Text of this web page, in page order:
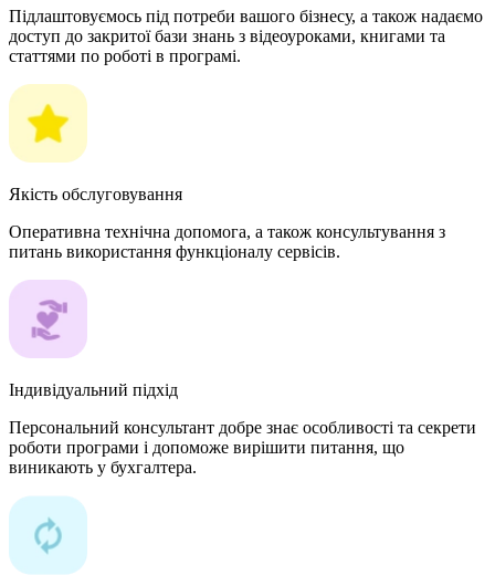
Підлаштовуємось під потреби вашого бізнесу, а також надаємо
доступ до закритої бази знань з відеоуроками, книгами та
статтями по роботі в програмі.
Якість обслуговування
Оперативна технічна допомога, а також консультування з
питань використання функціоналу сервісів.
Індивідуальний підхід
Персональний консультант добре знає особливості та секрети
роботи програми і допоможе вирішити питання, що
виникають у бухгалтера.